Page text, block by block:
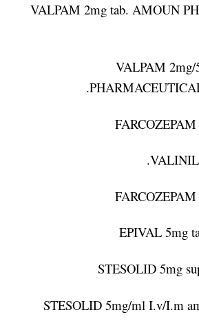
VALPAM 2mg tab. AMOUN
VALPAM
EPIVAL 5mg
STESOLID 5mg
STESOLID 5mg/ml I.v/I.m